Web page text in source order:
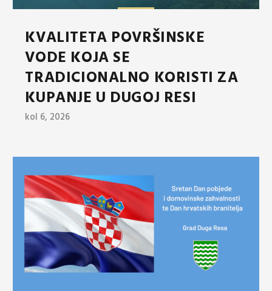
KVALITETA POVRŠINSKE
VODE KOJA SE
TRADICIONALNO KORISTI ZA
KUPANJE U DUGOJ RESI
kol 6, 2026